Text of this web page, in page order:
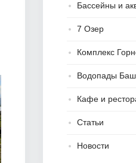
Бассейны и
7 Озер
Комплекс
Водопады
Кафе и
Статьи
Новости